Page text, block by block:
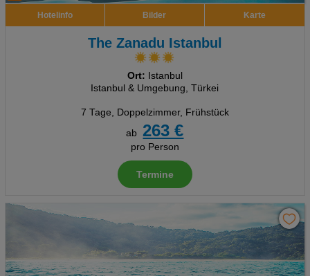
Hotelinfo Bilder Karte
The Zanadu Istanbul
Ort: Istanbul
Istanbul & Umgebung, Türkei
7 Tage, Doppelzimmer, Frühstück
ab
263 €
pro Person
Termine